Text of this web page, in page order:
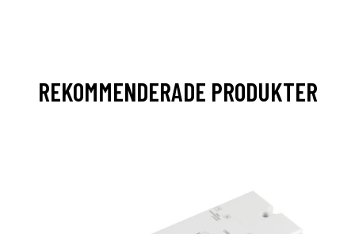
REKOMMENDERADE PRODUKTER